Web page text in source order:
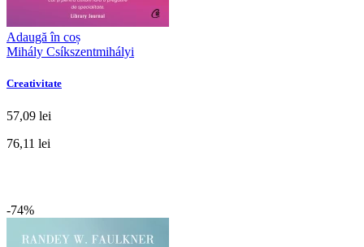
Adaugă în coș
Mihály Csíkszentmihályi
Creativitate
57,09 lei
76,11 lei
-74%